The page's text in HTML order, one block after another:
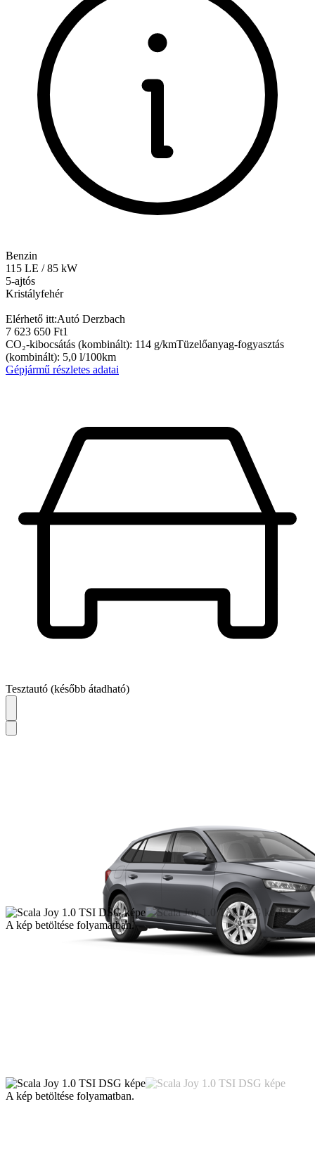
Benzin
115 LE / 85 kW
5-ajtós
Kristályfehér
Elérhető itt:Autó Derzbach
7 623 650 Ft1
CO₂-kibocsátás (kombinált): 114 g/kmTüzelőanyag-fogyasztás
(kombinált): 5,0 l/100km
Gépjármű részletes adatai
Tesztautó (később átadható)
A kép betöltése folyamatban.
A kép betöltése folyamatban.